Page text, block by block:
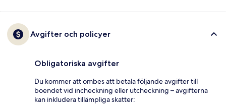
Avgifter och policyer
Obligatoriska avgifter
Du kommer att ombes att betala följande avgifter till
boendet vid incheckning eller utcheckning – avgifterna
kan inkludera tillämpliga skatter: